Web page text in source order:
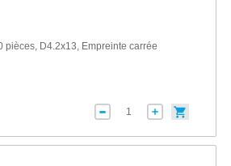
pièces, D4.2x13, Empreinte carrée